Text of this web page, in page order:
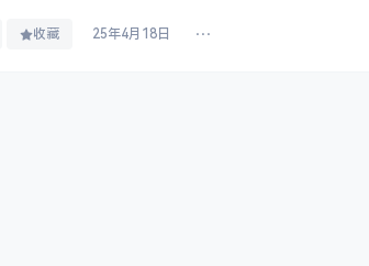
收藏 25年4月18日